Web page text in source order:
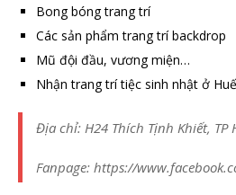
Bong bóng trang trí
Các sản phẩm trang trí backdrop
Mũ đội đầu, vương miện…
Nhận trang trí tiệc sinh nhật ở
Địa chỉ: H24 Thích Tịnh Khiết, TP
Fanpage: https://